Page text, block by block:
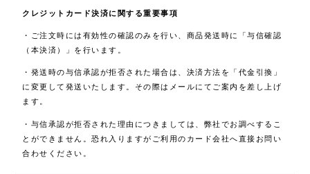
クレジットカード決済に関する重要事項
・ご注文時には有効性の確認のみを行い、商品発送時に「与信確認
（本決済）」を行います。
・発送時の与信承認が拒否された場合は、決済方法を「代金引換」
に変更して発送いたします。その際はメールにてご案内を差し上げ
ます。
・与信承認が拒否された理由につきましては、弊社でお調べするこ
とができません。恐れ入りますがご利用のカード会社へ直接お問い
合わせください。